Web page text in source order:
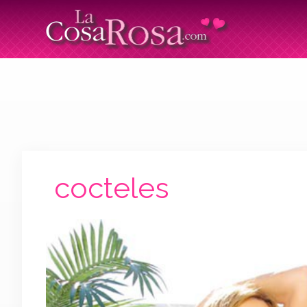
cocteles